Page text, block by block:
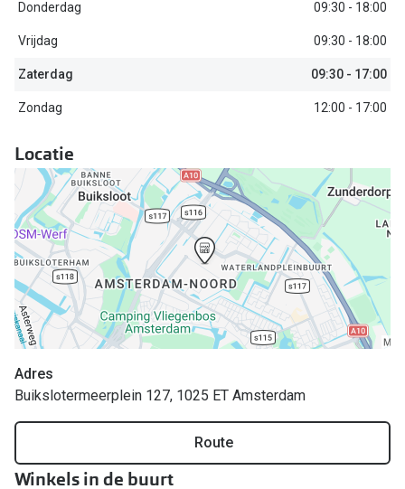
Merken
Ray-Ban
DbyD
Michael Kors
Emporio Armani
Unofficial
Oakley
Ralph Lauren
Alle brillen merken
Online bril kopen in maar 4 stappen
Biofinity
Dailies
Alle
Doe de
Lenzen
Alles
Donderdag 09:30 - 18:00
Vrijdag 09:30 - 18:00
Zaterdag 09:30 - 17:00
Zondag 12:00 - 17:00
Locatie
Adres
Buikslotermeerplein 127, 1025 ET Amsterdam
Route
Winkels in de buurt